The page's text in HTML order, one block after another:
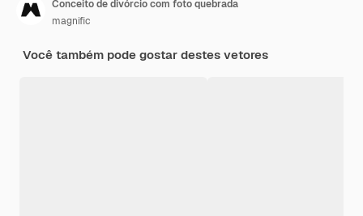
Conceito de divórcio com foto quebrada
magnific
Você também pode gostar destes vetores